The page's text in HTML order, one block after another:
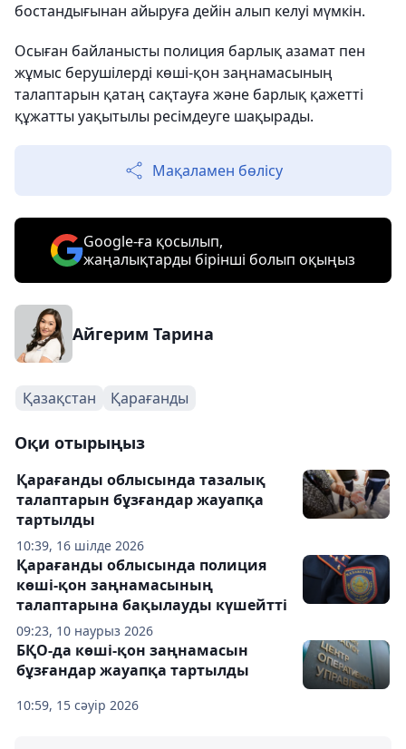
бостандығынан айыруға дейін алып келуі мүмкін.
Осыған байланысты полиция барлық азамат пен
жұмыс берушілерді көші-қон заңнамасының
талаптарын қатаң сақтауға және барлық қажетті
құжатты уақытылы ресімдеуге шақырады.
Мақаламен бөлісу
Google-ға қосылып,
жаңалықтарды бірінші болып оқыңыз
Айгерим Тарина
Қазақстан Қарағанды
Оқи отырыңыз
10:39, 16 шілде 2026
Қарағанды облысында тазалық
талаптарын бұзғандар жауапқа
тартылды
09:23, 10 наурыз 2026
Қарағанды облысында полиция
көші-қон заңнамасының
талаптарына бақылауды күшейтті
10:59, 15 сәуір 2026
БҚО-да көші-қон заңнамасын
бұзғандар жауапқа тартылды